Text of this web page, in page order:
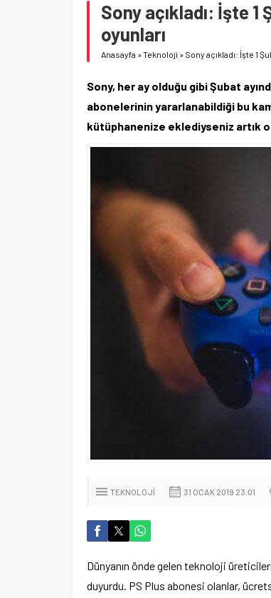
Sony açıkladı: İşte
oyunları
Anasayfa »Teknoloji » Sony açıkladı: İşte 1
Sony, her ay olduğu gibi Şubat
abonelerinin yararlanabildiği bu
kütüphanenize eklediyseniz artık
TEKNOLOJI 31 OCAK 2019 23:01
Dünyanın önde gelen teknoloji
duyurdu. PS Plus abonesi olanlar,